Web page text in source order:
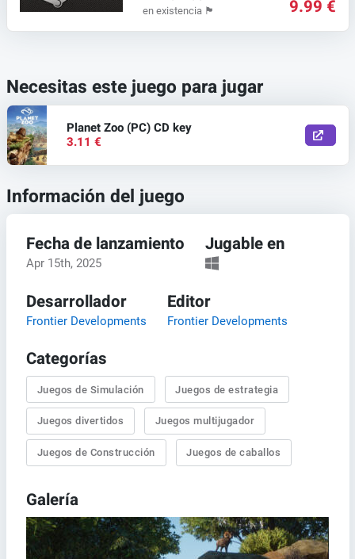
en existencia 🏴 9.99 €
Necesitas este juego para jugar
Planet Zoo (PC) CD key
3.11 €
Información del juego
Fecha de lanzamiento
Apr 15th, 2025
Jugable en
Desarrollador
Frontier Developments
Editor
Frontier Developments
Categorías
Juegos de Simulación Juegos de estrategia
Juegos divertidos Juegos multijugador
Juegos de Construcción Juegos de caballos
Galería